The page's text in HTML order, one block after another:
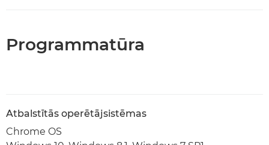
Programmatūra
Atbalstītās operētājsistēmas
Chrome OS